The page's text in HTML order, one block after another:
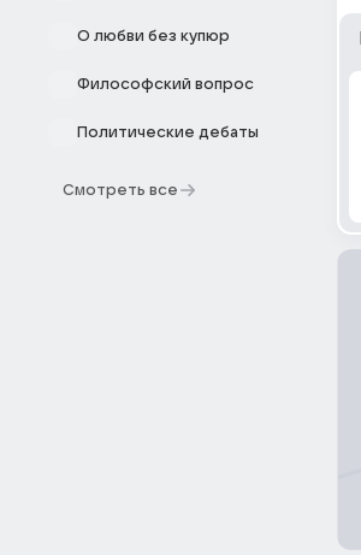
О любви без купюр
Философский вопрос
Политические дебаты
Смотреть все